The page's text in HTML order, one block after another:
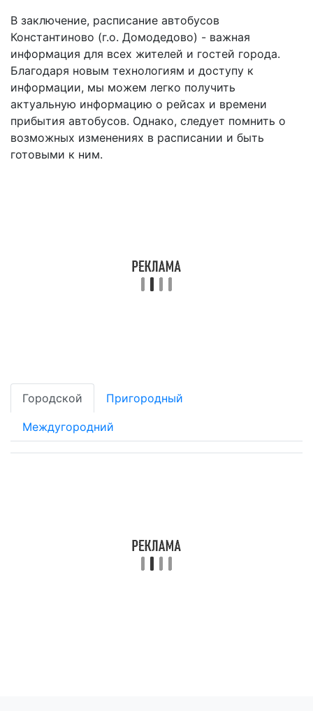
В заключение, расписание автобусов
Константиново (г.о. Домодедово) - важная
информация для всех жителей и гостей города.
Благодаря новым технологиям и доступу к
информации, мы можем легко получить
актуальную информацию о рейсах и времени
прибытия автобусов. Однако, следует помнить о
возможных изменениях в расписании и быть
готовыми к ним.
Городской Пригородный
Междугородний